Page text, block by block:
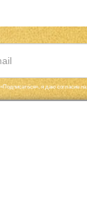
я даю cогласие на